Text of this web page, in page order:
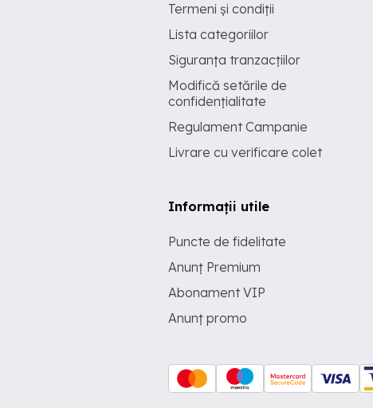
Termeni și condiții
Lista categoriilor
Siguranța tranzacțiilor
Modifică setările de
confidențialitate
Regulament Campanie
Livrare cu verificare colet
Informații utile
Puncte de fidelitate
Anunț Premium
Abonament VIP
Anunț promo